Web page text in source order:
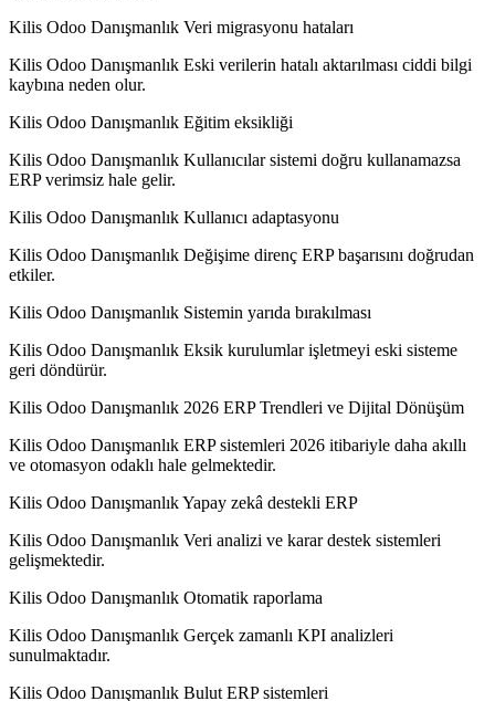
Kilis Odoo Danışmanlık Veri migrasyonu hataları
Kilis Odoo Danışmanlık Eski verilerin hatalı aktarılması ciddi bilgi
kaybına neden olur.
Kilis Odoo Danışmanlık Eğitim eksikliği
Kilis Odoo Danışmanlık Kullanıcılar sistemi doğru kullanamazsa
ERP verimsiz hale gelir.
Kilis Odoo Danışmanlık Kullanıcı adaptasyonu
Kilis Odoo Danışmanlık Değişime direnç ERP başarısını doğrudan
etkiler.
Kilis Odoo Danışmanlık Sistemin yarıda bırakılması
Kilis Odoo Danışmanlık Eksik kurulumlar işletmeyi eski sisteme
geri döndürür.
Kilis Odoo Danışmanlık 2026 ERP Trendleri ve Dijital Dönüşüm
Kilis Odoo Danışmanlık ERP sistemleri 2026 itibariyle daha akıllı
ve otomasyon odaklı hale gelmektedir.
Kilis Odoo Danışmanlık Yapay zekâ destekli ERP
Kilis Odoo Danışmanlık Veri analizi ve karar destek sistemleri
gelişmektedir.
Kilis Odoo Danışmanlık Otomatik raporlama
Kilis Odoo Danışmanlık Gerçek zamanlı KPI analizleri
sunulmaktadır.
Kilis Odoo Danışmanlık Bulut ERP sistemleri